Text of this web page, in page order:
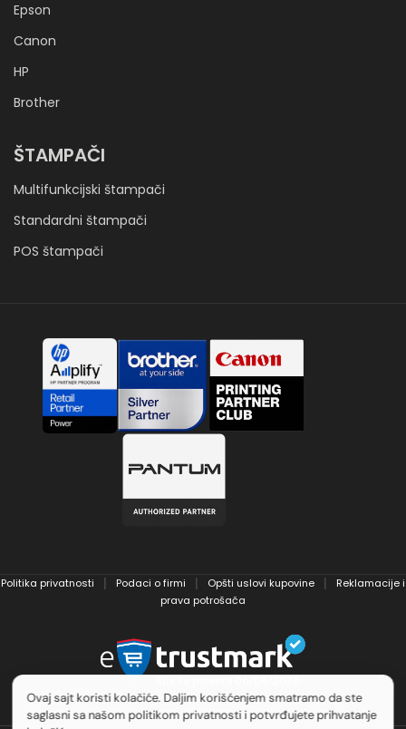
Epson
Canon
HP
Brother
ŠTAMPAČI
Multifunkcijski štampači
Standardni štampači
POS štampači
Politika privatnosti Podaci o firmi Opšti uslovi kupovine
Reklamacije i
prava potrošača
Ovaj sajt koristi kolačiće. Daljim korišćenjem smatramo da ste
saglasni sa našom politikom privatnosti i potvrđujete prihvatanje